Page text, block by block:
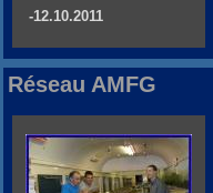
-12.10.2011
Réseau AMFG